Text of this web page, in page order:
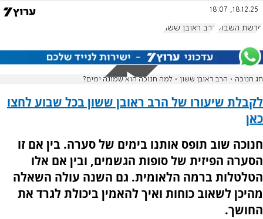
18.12.25, 18:07
פרשת השבוע הרב ראובן ששון
חג חנוכה • הרב ראובן ששון • למה חנוכה הוא שמונה ימים?
לקבלת שיעורו של הרב ראובן ששון בכל שבוע לחצו
כאן
חנוכה שוב תופס אותנו בימים של סערה. בין אם זו
הסערה הפיזית של סופות הגשמים, ובין אם אלו
הטלטלות ברמה הלאומית. גם השנה עולה השאלה
מהיכן לשאוב כוחות ואיך להאמין ביכולת לגרד את
החושך.